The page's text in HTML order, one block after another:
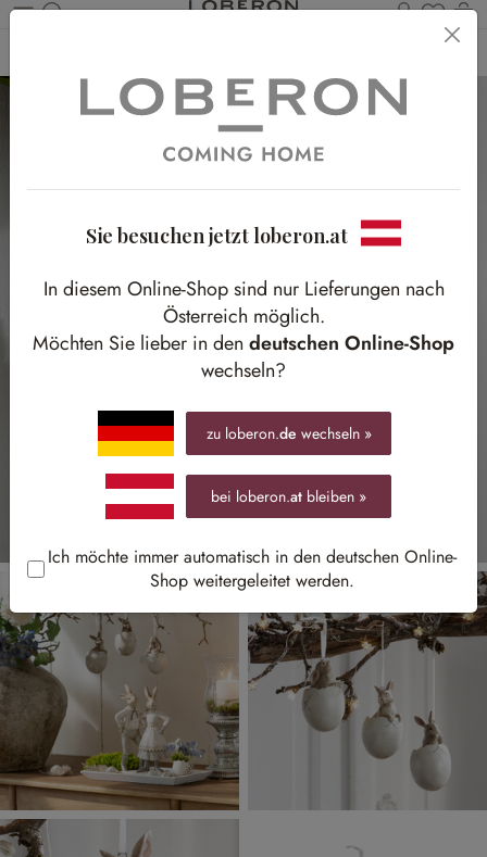
Du
Sie besuchen jetzt loberon.at
In diesem Online-Shop sind nur Lieferungen nach
Österreich möglich.
Möchten Sie lieber in den deutschen Online-Shop
wechseln?
zu loberon.de wechseln »
bei loberon.at bleiben »
Ich möchte immer automatisch in den deutschen Online-
Shop weitergeleitet werden.